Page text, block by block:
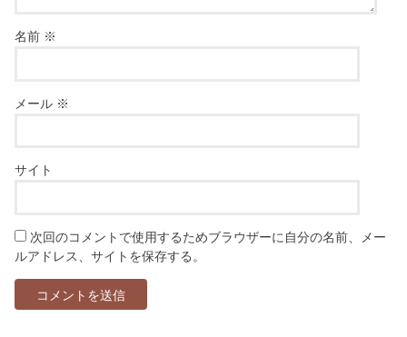
名前 ※
メール ※
サイト
次回のコメントで使用するためブラウザーに自分の名前、メー
ルアドレス、サイトを保存する。